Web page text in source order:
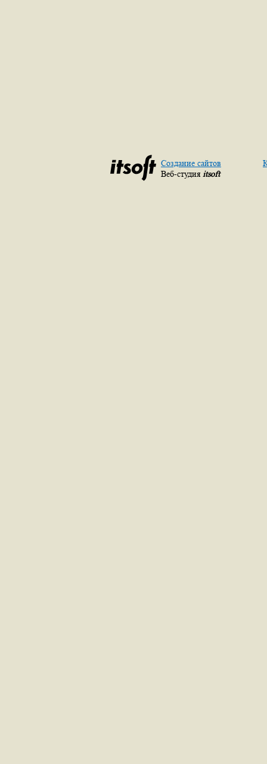
Создание сайтов
Веб-студия itsoft